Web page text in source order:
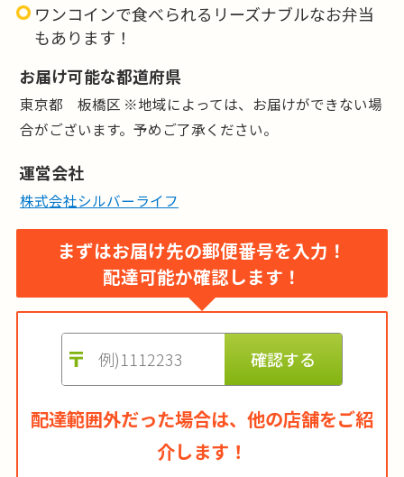
糖質
: -
タンパク質
-
塩分
: -
品目数
: -
脂質:-／カリウム:-／リン:-
価格はごはんセットの場合（おかずのみは650円 ※税込)。
おかゆの対応も無料で承ります。
ワンコインで食べられるリーズナブルなお弁当
もあります！
お届け可能な都道府県
東京都 板橋区 ※地域によっては、お届けができない場
合がございます。予めご了承ください。
運営会社
株式会社シルバーライフ
まずはお届け先の郵便番号を入力！
配達可能か確認します！
配達範囲外だった場合は、他の店舗をご紹
介します！